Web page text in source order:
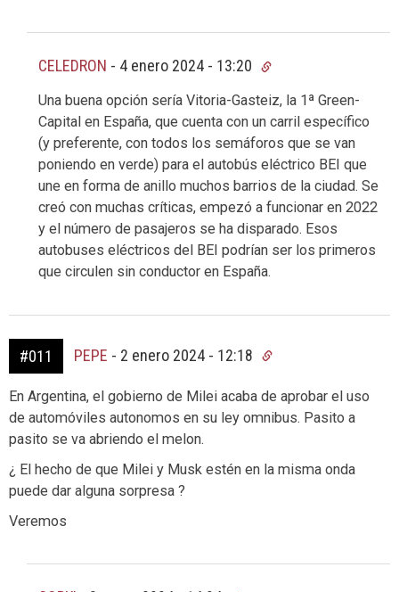
CELEDRON - 4 enero 2024 - 13:20
Una buena opción sería Vitoria-Gasteiz, la 1ª Green-
Capital en España, que cuenta con un carril específico
(y preferente, con todos los semáforos que se van
poniendo en verde) para el autobús eléctrico BEI que
une en forma de anillo muchos barrios de la ciudad. Se
creó con muchas críticas, empezó a funcionar en 2022
y el número de pasajeros se ha disparado. Esos
autobuses eléctricos del BEI podrían ser los primeros
que circulen sin conductor en España.
#011 PEPE - 2 enero 2024 - 12:18
En Argentina, el gobierno de Milei acaba de aprobar el uso
de automóviles autonomos en su ley omnibus. Pasito a
pasito se va abriendo el melon.
¿ El hecho de que Milei y Musk estén en la misma onda
puede dar alguna sorpresa ?
Veremos